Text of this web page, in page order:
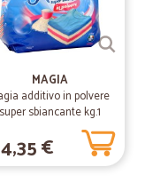
MAGIA
additivo in polvere
super sbiancante kg.1
4,35 €